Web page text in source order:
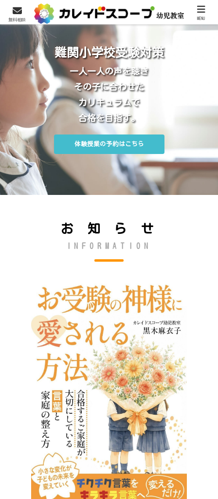
難関小学校受験対策
一人一人の声を聴き
その子に合わせた
カリキュラムで
合格を目指す。
体験授業の予約はこちら
お 知 ら せ
INFORMATION
無料相談 MENU